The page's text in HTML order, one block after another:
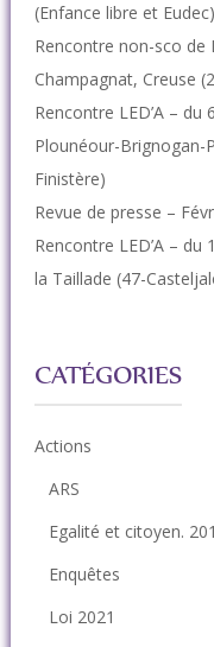
(Enfance libre et
Rencontre non-sco de
Champagnat, Creuse
Rencontre LED’A – du
Plounéour-Brignogan-
Finistère)
Revue de presse –
Rencontre LED’A – du
la Taillade (47-
CATÉGORIES
Actions
ARS
Egalité et citoyen.
Enquêtes
Loi 2021